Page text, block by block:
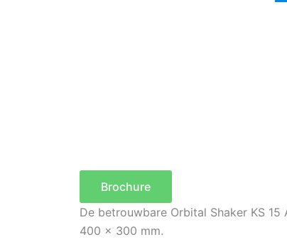
Brochure
De betrouwbare Orbital Shaker KS
400 x 300 mm.